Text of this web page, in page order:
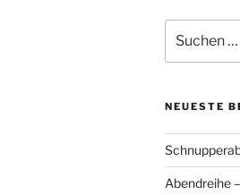
nach:
NEUESTE
Abendreihe